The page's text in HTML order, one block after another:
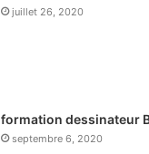
juillet 26, 2020
formation dessinateur
septembre 6, 2020